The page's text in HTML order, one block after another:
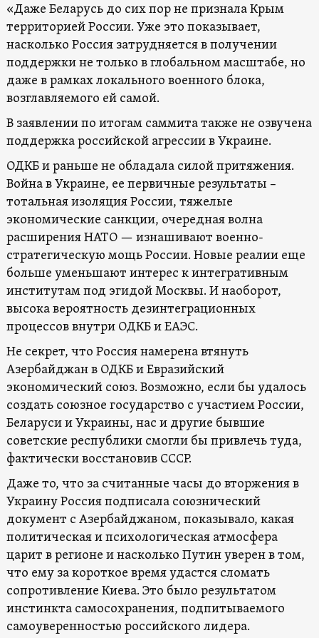
«Даже Беларусь до сих пор не признала Крым
территорией России. Уже это показывает,
насколько Россия затрудняется в получении
поддержки не только в глобальном масштабе, но
даже в рамках локального военного блока,
возглавляемого ей самой.
В заявлении по итогам саммита также не озвучена
поддержка российской агрессии в Украине.
ОДКБ и раньше не обладала силой притяжения.
Война в Украине, ее первичные результаты –
тотальная изоляция России, тяжелые
экономические санкции, очередная волна
расширения НАТО — изнашивают военно-
стратегическую мощь России. Новые реалии еще
больше уменьшают интерес к интегративным
институтам под эгидой Москвы. И наоборот,
высока вероятность дезинтеграционных
процессов внутри ОДКБ и ЕАЭС.
Не секрет, что Россия намерена втянуть
Азербайджан в ОДКБ и Евразийский
экономический союз. Возможно, если бы удалось
создать союзное государство с участием России,
Беларуси и Украины, нас и другие бывшие
советские республики смогли бы привлечь туда,
фактически восстановив СССР.
Даже то, что за считанные часы до вторжения в
Украину Россия подписала союзнический
документ с Азербайджаном, показывало, какая
политическая и психологическая атмосфера
царит в регионе и насколько Путин уверен в том,
что ему за короткое время удастся сломать
сопротивление Киева. Это было результатом
инстинкта самосохранения, подпитываемого
самоуверенностью российского лидера.